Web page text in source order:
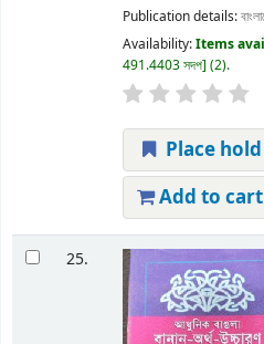
Publication details:
Availability:Items
491.4403 সদপ (2).
Place hold
Add to cart
25.